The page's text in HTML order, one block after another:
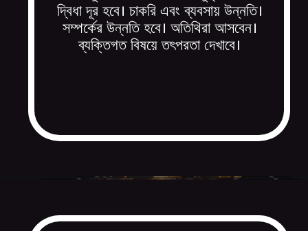
দ্বিধা দূর হবে। চাকরি এবং ব্যবসায় উন্নতি।
সম্পর্কের উন্নতি হবে। অতিথিরা আসবেন।
ব্যক্তিগত বিষয়ে তৎপরতা দেখাবে।